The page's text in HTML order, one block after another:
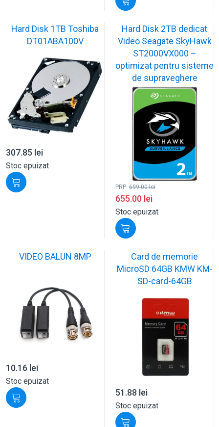
Hard Disk 1TB Toshiba
DT01ABA100V
307.85 lei
Stoc epuizat
Hard Disk 2TB dedicat
Video Seagate SkyHawk
ST2000VX000 –
optimizat pentru sisteme
de supraveghere
PRP: 699.00lei
655.00 lei
Stoc epuizat
VIDEO BALUN 8MP
10.16 lei
Stoc epuizat
Card de memorie
MicroSD 64GB KMW KM-
SD-card-64GB
51.88 lei
Stoc epuizat